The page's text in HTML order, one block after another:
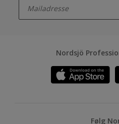
Nordsjö
Følg